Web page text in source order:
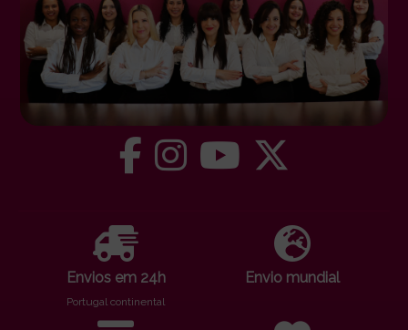
Envios em 24h
Portugal continental
Envio mundial